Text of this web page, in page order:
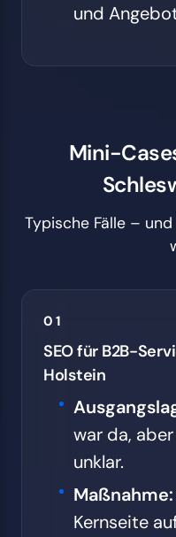
und
Mini-
Typische Fälle –
01
SEO für B2B-
Holstein
war da,
unklar.
Maßnahme:
Kernseite